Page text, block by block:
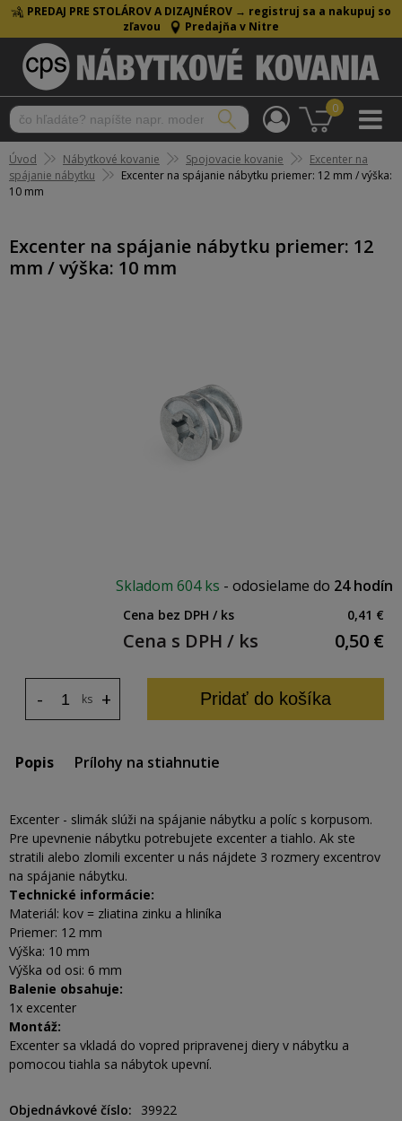
PREDAJ PRE STOLÁROV A DIZAJNÉROV → registruj sa a nakupuj so
zľavou
Predajňa v Nitre
0
Úvod Nábytkové kovanie Spojovacie kovanie
Excenter na
spájanie nábytku
Excenter na spájanie nábytku priemer: 12 mm / výška:
10 mm
Excenter na spájanie nábytku priemer: 12
mm / výška: 10 mm
Skladom 604 ks - odosielame do 24 hodín
Cena bez DPH / ks 0,41 €
Cena s DPH / ks 0,50 €
ks +
- Pridať do košíka
Popis Prílohy na stiahnutie
Excenter - slimák slúži na spájanie nábytku a políc s korpusom.
Pre upevnenie nábytku potrebujete excenter a tiahlo. Ak ste
stratili alebo zlomili excenter u nás nájdete 3 rozmery excentrov
na spájanie nábytku.
Technické informácie:
Materiál: kov = zliatina zinku a hliníka
Priemer: 12 mm
Výška: 10 mm
Výška od osi: 6 mm
Balenie obsahuje:
1x excenter
Montáž:
Excenter sa vkladá do vopred pripravenej diery v nábytku a
pomocou tiahla sa nábytok upevní.
Objednávkové číslo 39922